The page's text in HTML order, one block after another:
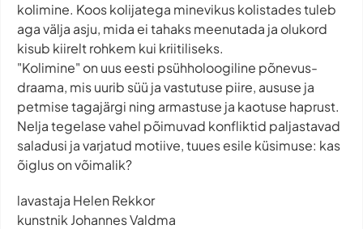
kolimine. Koos kolijatega minevikus kolistades tuleb
aga välja asju, mida ei tahaks meenutada ja olukord
kisub kiirelt rohkem kui kriitiliseks.
"Kolimine" on uus eesti psühholoogiline põnevus-
draama, mis uurib süü ja vastutuse piire, aususe ja
petmise tagajärgi ning armastuse ja kaotuse haprust.
Nelja tegelase vahel põimuvad konfliktid paljastavad
saladusi ja varjatud motiive, tuues esile küsimuse: kas
õiglus on võimalik?
lavastaja Helen Rekkor
kunstnik Johannes Valdma